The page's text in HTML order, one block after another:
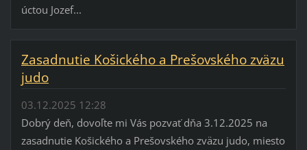
úctou Jozef...
Zasadnutie Košického a Prešovského zväzu
judo
03.12.2025 12:28
Dobrý deň, dovoľte mi Vás pozvať dňa 3.12.2025 na
zasadnutie Košického a Prešovského zväzu judo, miesto